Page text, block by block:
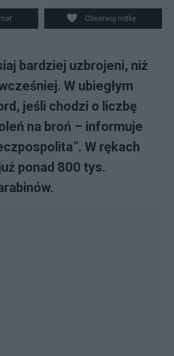
Obserwuj notkę
bardziej uzbrojeni, niż
W ubiegłym
jeśli chodzi o liczbę
na broń – informuje
W rękach
ponad 800 tys.